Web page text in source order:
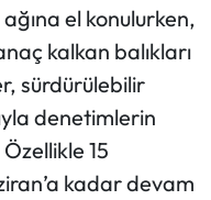
el konulurken,
kalkan balıkları
sürdürülebilir
denetimlerin
Özellikle 15
kadar devam